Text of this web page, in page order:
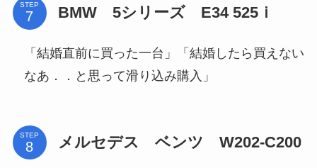
STEP BMW 5シリーズ E34 525ｉ
「結婚直前に買った一台」「結婚したら買えない
なあ．．と思って滑り込み購入」
STEP メルセデス ベンツ W202-C200